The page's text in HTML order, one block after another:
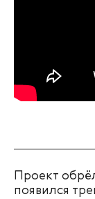
Проект
появился